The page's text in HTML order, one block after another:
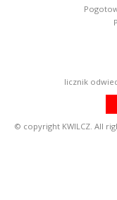
licznik
© copyright KWILCZ. All